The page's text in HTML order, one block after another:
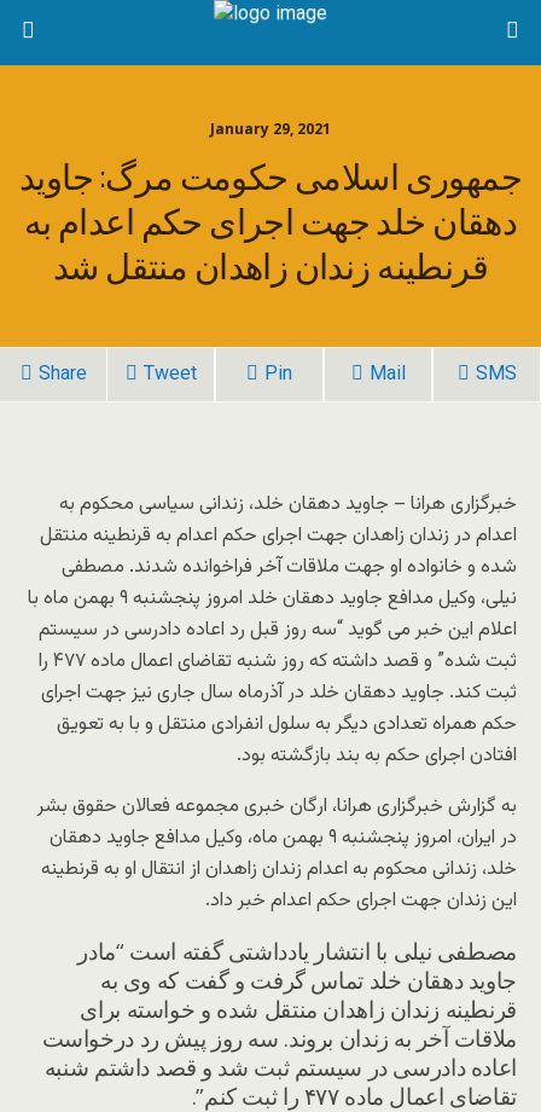
January 29, 2021
جمهوری اسلامی حکومت مرگ: جاوید
دهقان خلد جهت اجرای حکم اعدام به
قرنطینه زندان زاهدان منتقل شد
Share Tweet Pin Mail SMS
خبرگزاری هرانا – جاوید دهقان خلد، زندانی سیاسی محکوم به
اعدام در زندان زاهدان جهت اجرای حکم اعدام به قرنطینه منتقل
شده و خانواده او جهت ملاقات آخر فراخوانده شدند. مصطفی
نیلی، وکیل مدافع جاوید دهقان خلد امروز پنجشنبه ۹ بهمن ماه با
اعلام این خبر می گوید “سه روز قبل رد اعاده دادرسی در سیستم
ثبت شده” و قصد داشته که روز شنبه تقاضای اعمال ماده ۴۷۷ را
ثبت کند. جاوید دهقان خلد در آذرماه سال جاری نیز جهت اجرای
حکم همراه تعدادی دیگر به سلول انفرادی منتقل و با به تعویق
افتادن اجرای حکم به بند بازگشته بود.
به گزارش خبرگزاری هرانا، ارگان خبری مجموعه فعالان حقوق بشر
در ایران، امروز پنجشنبه ۹ بهمن ماه، وکیل مدافع جاوید دهقان
خلد، زندانی محکوم به اعدام زندان زاهدان از انتقال او به قرنطینه
این زندان جهت اجرای حکم اعدام خبر داد.
مصطفی نیلی با انتشار یادداشتی گفته است “مادر
جاوید دهقان خلد تماس گرفت و گفت که وی به
قرنطینه زندان زاهدان منتقل شده و خواسته برای
ملاقات آخر به زندان بروند. سه روز پیش رد درخواست
اعاده دادرسی در سیستم ثبت شد و قصد داشتم شنبه
تقاضای اعمال ماده ۴۷۷ را ثبت کنم”.